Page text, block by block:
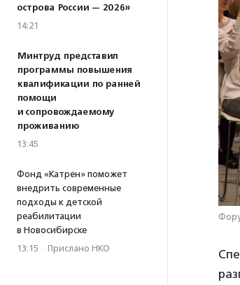
острова России — 2026»
14:21
Минтруд представил
программы повышения
квалификации по ранней
помощи
и сопровождаемому
проживанию
13:45
Фонд «Катрен» поможет
внедрить современные
подходы к детской
реабилитации
в Новосибирске
13:15 · Прислано НКО